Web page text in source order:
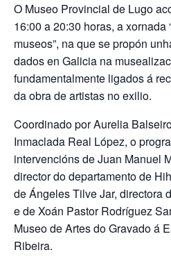
O Museo Provincial de Lugo
16:00 a 20:30 horas, a xornada
museos”, na que se propón
dados en Galicia na
fundamentalmente ligados á
da obra de artistas no exilio.
Coordinado por Aurelia
Inmaclada Real López, o
intervencións de Juan Manuel
director do departamento de
de Ángeles Tilve Jar, directora
e de Xoán Pastor Rodríguez
Museo de Artes do Gravado á
Ribeira.